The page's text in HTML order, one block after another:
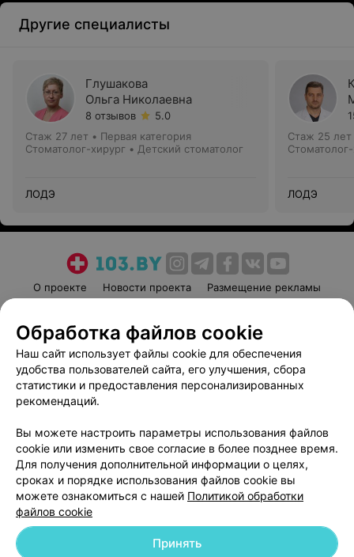
Другие специалисты
Глушакова
Ольга Николаевна
8 отзывов
5.0
Стаж 27 лет • Первая категория
Стоматолог-хирург • Детский стоматолог
ЛОДЭ
Стаж 25 лет
ЛОДЭ
О проекте Новости проекта
Размещение рекламы
Пользовательское соглашение
Способы оплаты
Вакансии
Партнеры
Написать руководителю 103.by
Обработка персональных данных
© 2026 ООО «Артокс Лаб», УНП 191700409 | 220012, Республика Беларусь,
Обработка файлов cookie
Наш сайт использует файлы cookie для обеспечения
удобства пользователей сайта, его улучшения, сбора
статистики и предоставления персонализированных
рекомендаций.
Вы можете настроить параметры использования файлов
cookie или изменить свое согласие в более позднее время.
Для получения дополнительной информации о целях,
сроках и порядке использования файлов cookie вы
можете ознакомиться с нашей Политикой обработки
файлов cookie
Принять